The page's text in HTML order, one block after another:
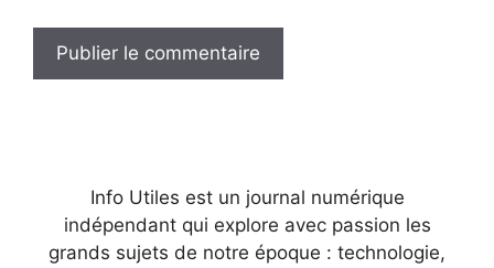
Info Utiles est un journal numérique
indépendant qui explore avec passion les
grands sujets de notre époque : technologie,